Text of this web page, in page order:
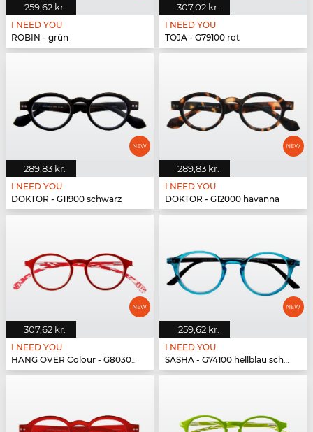
259,62 kr.
I NEED YOU
ROBIN - grün
307,02 kr.
I NEED YOU
TOJA - G79100 rot
289,83 kr.
I NEED YOU
DOKTOR - G11900 schwarz
289,83 kr.
I NEED YOU
DOKTOR - G12000 havanna
307,62 kr.
I NEED YOU
HANG OVER Colour - G80300 rot
259,62 kr.
I NEED YOU
SASHA - G74100 hellblau schwarz